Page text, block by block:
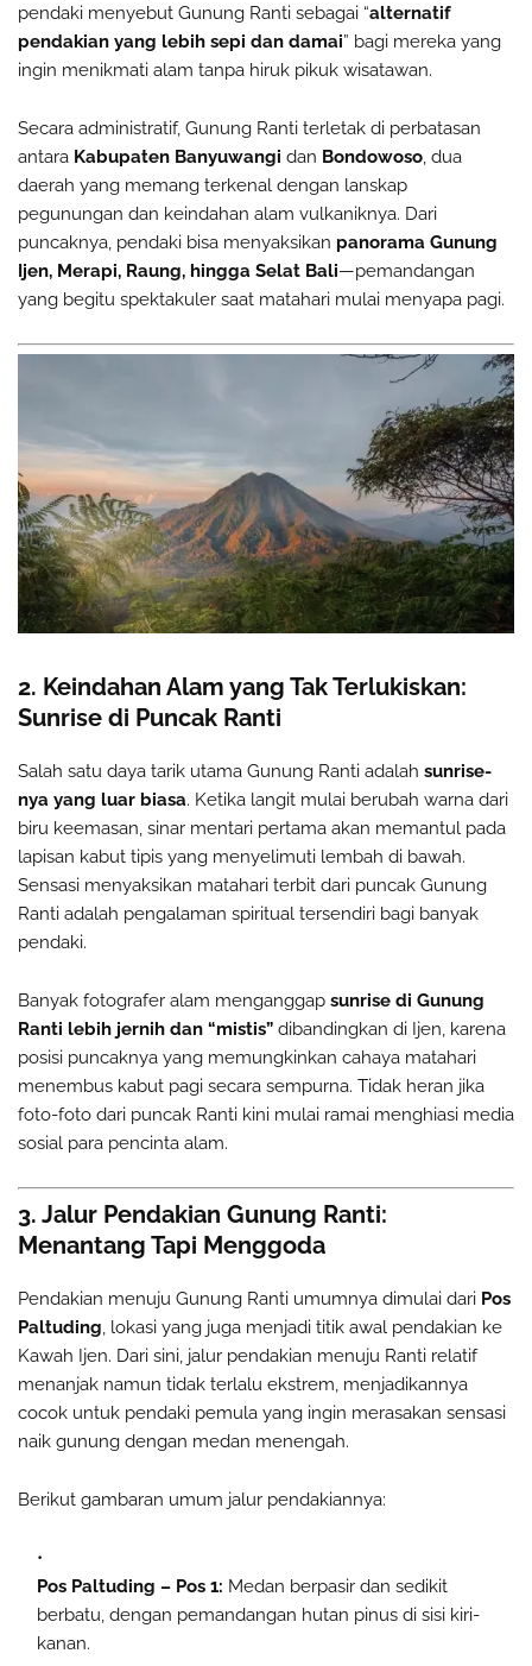
pendaki menyebut Gunung Ranti sebagai “alternatif
pendakian yang lebih sepi dan damai” bagi mereka yang
ingin menikmati alam tanpa hiruk pikuk wisatawan.
Secara administratif, Gunung Ranti terletak di perbatasan
antara Kabupaten Banyuwangi dan Bondowoso, dua
daerah yang memang terkenal dengan lanskap
pegunungan dan keindahan alam vulkaniknya. Dari
puncaknya, pendaki bisa menyaksikan panorama Gunung
Ijen, Merapi, Raung, hingga Selat Bali—pemandangan
yang begitu spektakuler saat matahari mulai menyapa pagi.
2. Keindahan Alam yang Tak Terlukiskan:
Sunrise di Puncak Ranti
Salah satu daya tarik utama Gunung Ranti adalah sunrise-
nya yang luar biasa. Ketika langit mulai berubah warna dari
biru keemasan, sinar mentari pertama akan memantul pada
lapisan kabut tipis yang menyelimuti lembah di bawah.
Sensasi menyaksikan matahari terbit dari puncak Gunung
Ranti adalah pengalaman spiritual tersendiri bagi banyak
pendaki.
Banyak fotografer alam menganggap sunrise di Gunung
Ranti lebih jernih dan “mistis” dibandingkan di Ijen, karena
posisi puncaknya yang memungkinkan cahaya matahari
menembus kabut pagi secara sempurna. Tidak heran jika
foto-foto dari puncak Ranti kini mulai ramai menghiasi media
sosial para pencinta alam.
3. Jalur Pendakian Gunung Ranti:
Menantang Tapi Menggoda
Pendakian menuju Gunung Ranti umumnya dimulai dari Pos
Paltuding, lokasi yang juga menjadi titik awal pendakian ke
Kawah Ijen. Dari sini, jalur pendakian menuju Ranti relatif
menanjak namun tidak terlalu ekstrem, menjadikannya
cocok untuk pendaki pemula yang ingin merasakan sensasi
naik gunung dengan medan menengah.
Berikut gambaran umum jalur pendakiannya:
Pos Paltuding – Pos 1: Medan berpasir dan sedikit
berbatu, dengan pemandangan hutan pinus di sisi kiri-
kanan.